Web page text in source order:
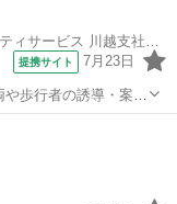
提携サイト 7月23日
や歩行者の誘導・案内
問！応募された方と